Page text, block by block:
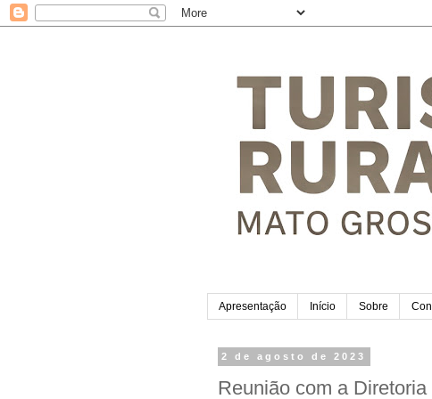
Apresentação Início Sobre
2 de agosto de 2023
Reunião com a